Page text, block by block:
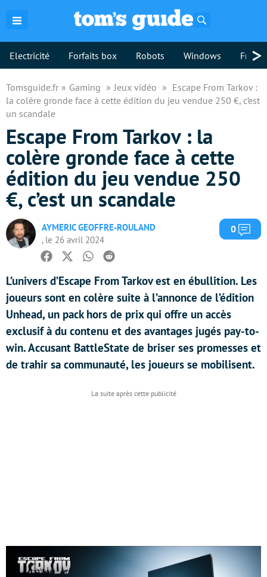
Electricité Forfaits box Robots Windows >
Tomsguide.fr Gaming Jeux vidéo
Escape From Tarkov :
la colère gronde face à cette édition du jeu vendue 250 €, c’est
un scandale
Escape From Tarkov : la
colère gronde face à cette
édition du jeu vendue 250
€, c’est un scandale
AYMERIC GEOFFRE-ROULAND
, le 26 avril 2024
0
Facebook
TwitterWhatsapp
Reddit
L’univers d’Escape From Tarkov est en ébullition. Les
joueurs sont en colère suite à l’annonce de l’édition
Unhead, un pack hors de prix qui offre un accès
exclusif à du contenu et des avantages jugés pay-to-
win. Accusant BattleState de briser ses promesses et
de trahir sa communauté, les joueurs se mobilisent.